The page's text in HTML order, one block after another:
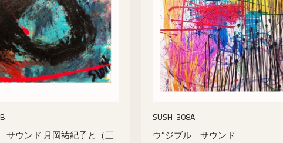
ウンド 月岡祐紀子と（三
SUSH-308A
ウ”ジブル サウンド